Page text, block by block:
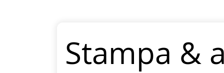
Stampa &